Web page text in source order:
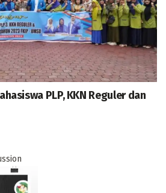
PLP, KKN Reguler dan